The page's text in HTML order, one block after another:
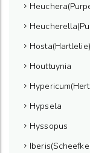
Hosta(Hartlelie)
Houttuynia
Hypsela
Hyssopus